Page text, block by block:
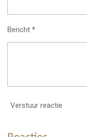
Bericht *
Verstuur reactie